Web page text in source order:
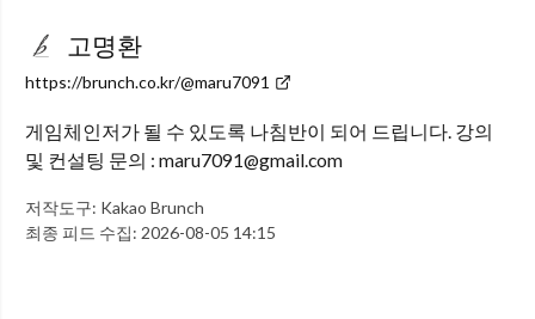
고명환
https://brunch.co.kr/@maru7091
게임체인저가 될 수 있도록 나침반이 되어 드립니다. 강의
및 컨설팅 문의 : maru7091@gmail.com
저작도구: Kakao Brunch
최종 피드 수집: 2026-08-05 14:15